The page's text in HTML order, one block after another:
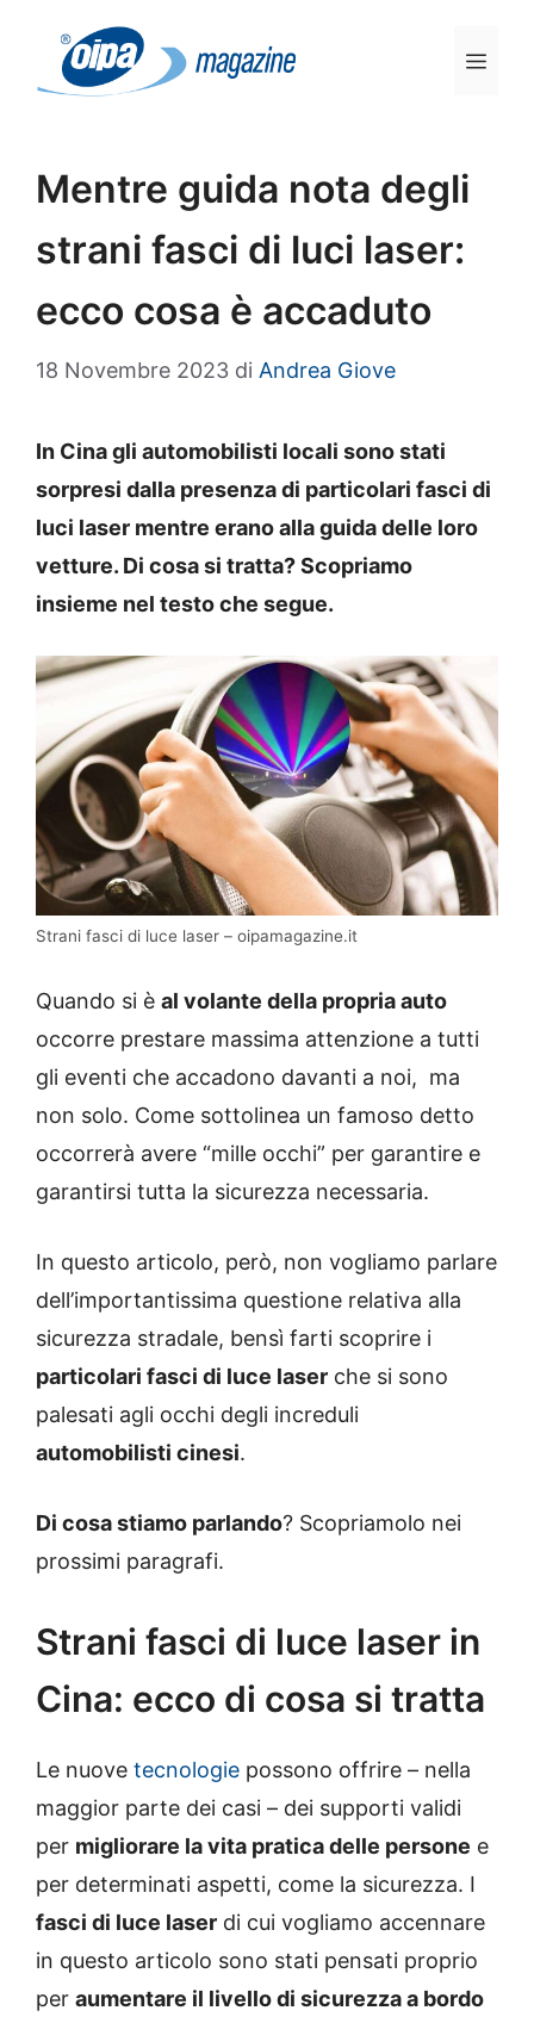
contenuto
Mentre guida nota degli
strani fasci di luci laser:
ecco cosa è accaduto
18 Novembre 2023 di Andrea Giove
In Cina gli automobilisti locali sono stati
sorpresi dalla presenza di particolari fasci di
luci laser mentre erano alla guida delle loro
vetture. Di cosa si tratta? Scopriamo
insieme nel testo che segue.
Strani fasci di luce laser – oipamagazine.it
Quando si è al volante della propria auto
occorre prestare massima attenzione a tutti
gli eventi che accadono davanti a noi, ma
non solo. Come sottolinea un famoso detto
occorrerà avere “mille occhi” per garantire e
garantirsi tutta la sicurezza necessaria.
In questo articolo, però, non vogliamo parlare
dell’importantissima questione relativa alla
sicurezza stradale, bensì farti scoprire i
particolari fasci di luce laser che si sono
palesati agli occhi degli increduli
automobilisti cinesi.
Di cosa stiamo parlando? Scopriamolo nei
prossimi paragrafi.
Strani fasci di luce laser in
Cina: ecco di cosa si tratta
Le nuove tecnologie possono offrire – nella
maggior parte dei casi – dei supporti validi
per migliorare la vita pratica delle persone e
per determinati aspetti, come la sicurezza. I
fasci di luce laser di cui vogliamo accennare
in questo articolo sono stati pensati proprio
per aumentare il livello di sicurezza a bordo